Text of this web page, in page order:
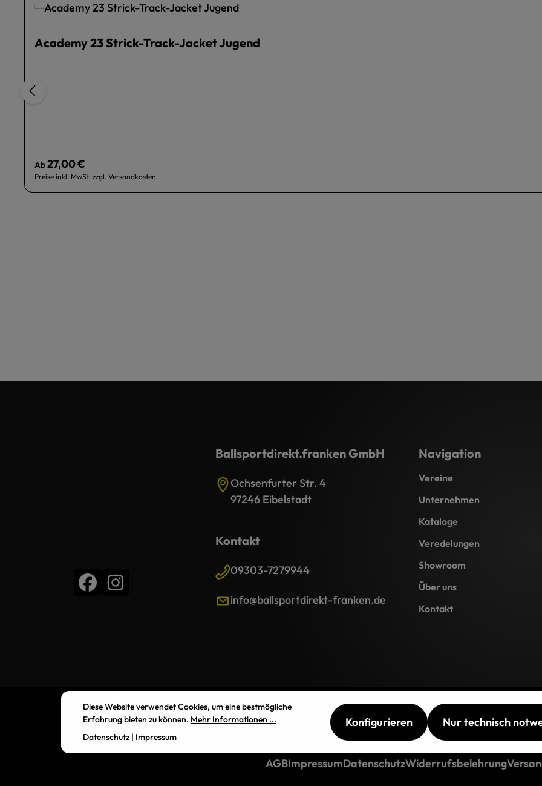
Academy 23 Strick-Track-Jacket Jugend
Regulärer Preis:
Ab27,00 €
Preise inkl. MwSt. zzgl. Versandkosten
Ballsportdirekt.franken GmbH
Ochsenfurter Str. 4
97246 Eibelstadt
Kontakt
09303-7279944
info@ballsportdirekt-franken.de
Navigation
Vereine
Unternehmen
Kataloge
Veredelungen
Showroom
Über uns
Kontakt
AGBImpressumDatenschutzWiderrufsbelehrung
Diese Website verwendet Cookies, um eine bestmögliche
Erfahrung bieten zu können. Mehr Informationen ...
Datenschutz| Impressum
Nur technisch
Konfigurieren